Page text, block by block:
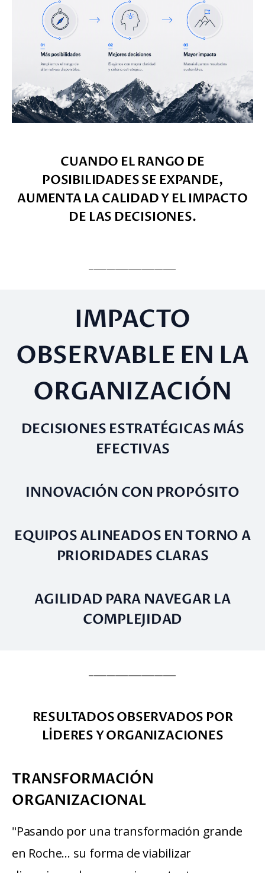
CUANDO EL RANGO DE
POSIBILIDADES SE EXPANDE,
AUMENTA LA CALIDAD Y EL IMPACTO
DE LAS DECISIONES.
IMPACTO
OBSERVABLE EN LA
ORGANIZACIÓN
DECISIONES ESTRATÉGICAS MÁS
EFECTIVAS
INNOVACIÓN CON PROPÓSITO
EQUIPOS ALINEADOS EN TORNO A
PRIORIDADES CLARAS
AGILIDAD PARA NAVEGAR LA
COMPLEJIDAD
RESULTADOS OBSERVADOS POR
LÍDERES Y ORGANIZACIONES
TRANSFORMACIÓN
ORGANIZACIONAL
"Pasando por una transformación grande
en Roche... su forma de viabilizar